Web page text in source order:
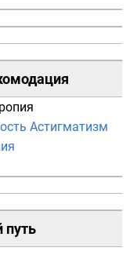
Астигматизм
путь